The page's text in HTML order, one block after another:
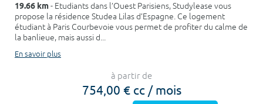
19.66 km- Etudiants dans l’Ouest Parisiens, Studylease vous
propose la résidence Studea Lilas d’Espagne. Ce logement
étudiant à Paris Courbevoie vous permet de profiter du calme de
la banlieue, mais aussi d...
En savoir plus
à partir de
754,00 € cc / mois